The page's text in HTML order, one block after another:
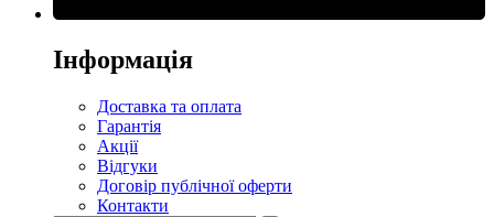
Інформація
Доставка та оплата
Гарантія
Акції
Відгуки
Договір публічної оферти
Контакти